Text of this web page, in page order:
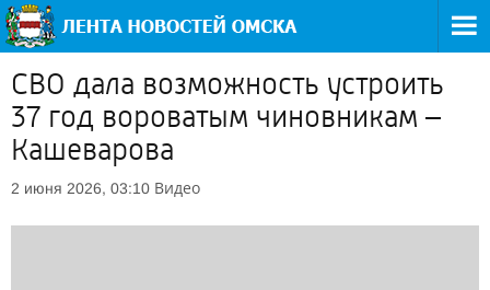
СВО дала возможность устроить
37 год вороватым чиновникам –
Кашеварова
2 июня 2026, 03:10 Видео